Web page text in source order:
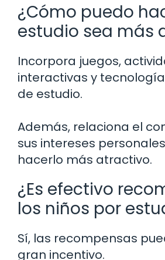
¿Cómo puedo
estudio sea más
Incorpora juegos,
interactivas y
de estudio.
Además, relaciona el
sus intereses
hacerlo más atractivo.
¿Es efectivo
los niños por
Sí, las recompensas
gran incentivo.